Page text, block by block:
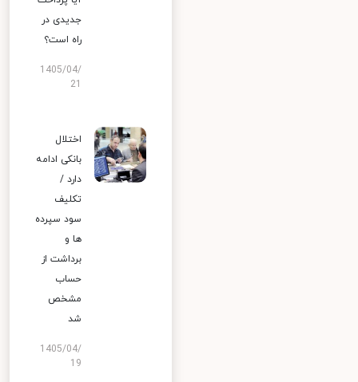
جدیدی در
راه است؟
1405/04/
اختلال
بانکی ادامه
دارد /
تکلیف
سود سپرده
ها و
برداشت از
حساب
مشخص
شد
1405/04/
19